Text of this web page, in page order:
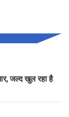
जल्द खुल रहा है